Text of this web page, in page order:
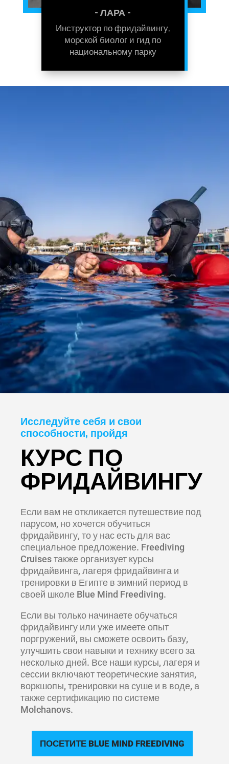
- ЛАРА -
Инструктор по фридайвингу,
морской биолог и гид по
национальному парку
Исследуйте себя и свои
способности, пройдя
КУРС ПО
ФРИДАЙВИНГУ
Если вам не откликается путешествие под
парусом, но хочется обучиться
фридайвингу, то у нас есть для вас
специальное предложение. Freediving
Cruises также организует курсы
фридайвинга, лагеря фридайвинга и
тренировки в Египте в зимний период в
своей школе Blue Mind Freediving.
Если вы только начинаете обучаться
фридайвингу или уже имеете опыт
поргружений, вы сможете освоить базу,
улучшить свои навыки и технику всего за
несколько дней. Все наши курсы, лагеря и
сессии включают теоретические занятия,
воркшопы, тренировки на суше и в воде, а
также сертификацию по системе
Molchanovs.
ПОСЕТИТЕ BLUE MIND FREEDIVING